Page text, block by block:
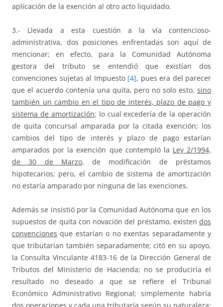
aplicación de la exención al otro acto liquidado.
3.- Llevada a esta cuestión a la vía contencioso-
administrativa, dos posiciones enfrentadas son aquí de
mencionar; en efecto, para la Comunidad Autónoma
gestora del tributo se entendió que existían dos
convenciones sujetas al Impuesto [4], pues era del parecer
que el acuerdo contenía una quita, pero no solo esto, sino
también un cambio en el tipo de interés, plazo de pago y
sistema de amortización; lo cual excedería de la operación
de quita concursal amparada por la citada exención; los
cambios del tipo de interés y plazo de pago estarían
amparados por la exención que contempló la Ley 2/1994,
de 30 de Marzo, de modificación de préstamos
hipotecarios; pero, el cambio de sistema de amortización
no estaría amparado por ninguna de las exenciones.
Además se insistió por la Comunidad Autónoma que en los
supuestos de quita con novación del préstamo, existen dos
convenciones que estarían o no exentas separadamente y
que tributarían también separadamente; citó en su apoyo,
la Consulta Vinculante 4183-16 de la Dirección General de
Tributos del Ministerio de Hacienda; no se produciría el
resultado no deseado a que se refiere el Tribunal
Económico Administrativo Regional; simplemente habría